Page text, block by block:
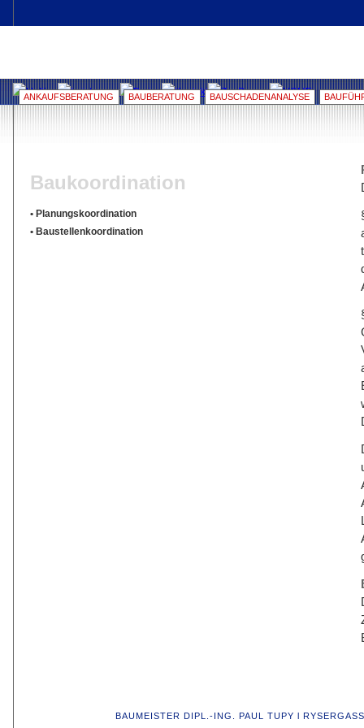
ANKAUFSBERATUNG BAUBERATUNG BAUSCHADENANALYSE
Baukoordination
• Planungskoordination
• Baustellenkoordination
BAUMEISTER DIPL.-ING. PAUL TUPY l